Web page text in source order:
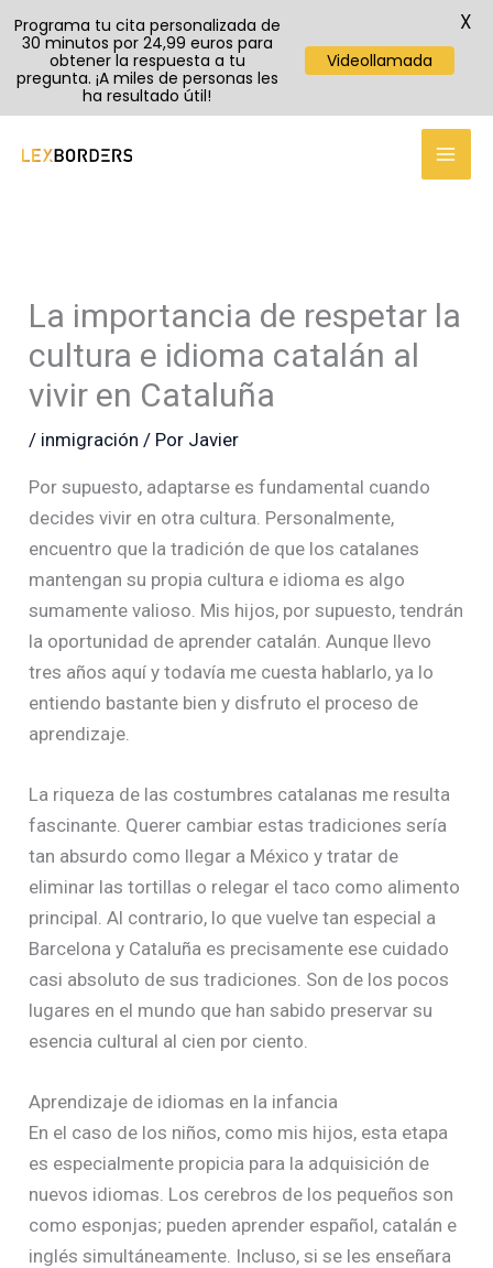
La importancia de respetar la
cultura e idioma catalán al
vivir en Cataluña
/ inmigración / Por Javier
Por supuesto, adaptarse es fundamental cuando
decides vivir en otra cultura. Personalmente,
encuentro que la tradición de que los catalanes
mantengan su propia cultura e idioma es algo
sumamente valioso. Mis hijos, por supuesto, tendrán
la oportunidad de aprender catalán. Aunque llevo
tres años aquí y todavía me cuesta hablarlo, ya lo
entiendo bastante bien y disfruto el proceso de
aprendizaje.
La riqueza de las costumbres catalanas me resulta
fascinante. Querer cambiar estas tradiciones sería
tan absurdo como llegar a México y tratar de
eliminar las tortillas o relegar el taco como alimento
principal. Al contrario, lo que vuelve tan especial a
Barcelona y Cataluña es precisamente ese cuidado
casi absoluto de sus tradiciones. Son de los pocos
lugares en el mundo que han sabido preservar su
esencia cultural al cien por ciento.
Aprendizaje de idiomas en la infancia
En el caso de los niños, como mis hijos, esta etapa
es especialmente propicia para la adquisición de
nuevos idiomas. Los cerebros de los pequeños son
como esponjas; pueden aprender español, catalán e
inglés simultáneamente. Incluso, si se les enseñara
TikTok
Instagram
YouTube
Programa tu cita personalizada de
30 minutos por 24,99 euros para
obtener la respuesta a tu
pregunta. ¡A miles de personas les
ha resultado útil!
Videollamada
X